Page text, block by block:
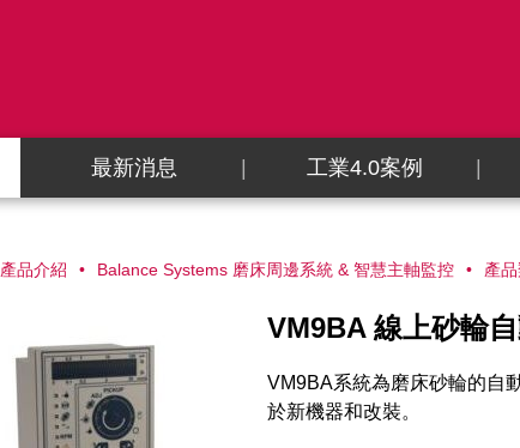
最新消息 工業4.0案例
產品介紹 Balance Systems 磨床周邊系統 & 智慧主軸監控 產
VM9BA 線上砂輪
VM9BA系統為磨床砂輪的自
於新機器和改裝。